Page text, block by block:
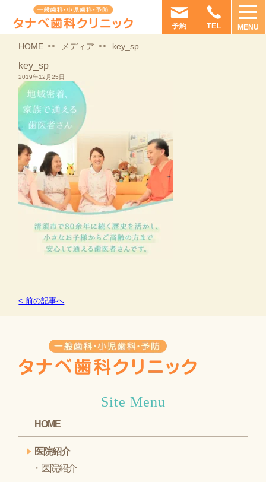
MENU
TEL
予約
HOME メディア key_sp
key_sp
2019年12月25日
< 前の記事へ
Site Menu
HOME
医院紹介
医院紹介